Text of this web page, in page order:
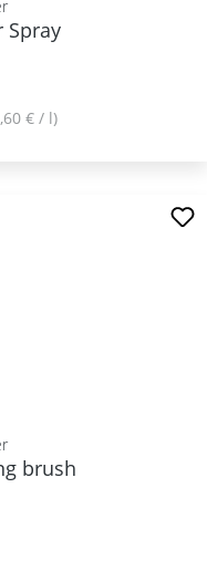
Spray
€ / l)
brush